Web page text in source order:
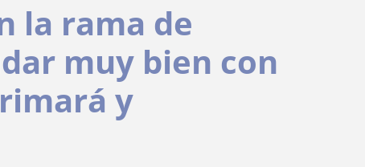
la rama de
muy bien con
y